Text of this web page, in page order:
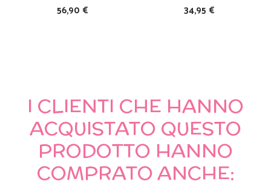
56,90 € 34,95 €
I CLIENTI CHE HANNO
ACQUISTATO QUESTO
PRODOTTO HANNO
COMPRATO ANCHE: